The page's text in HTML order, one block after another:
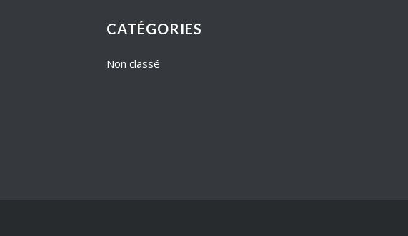
CATÉGORIES
Non classé